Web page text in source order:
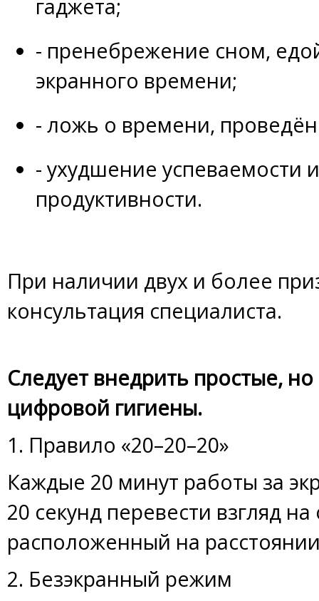
гаджета;
- пренебрежение сном,
экранного времени;
- ложь о времени,
- ухудшение успеваемости
продуктивности.
При наличии двух и более
консультация специалиста.
Следует внедрить простые,
цифровой гигиены.
1. Правило «20–20–20»
Каждые 20 минут работы за
20 секунд перевести взгляд
расположенный на
2. Безэкранный режим